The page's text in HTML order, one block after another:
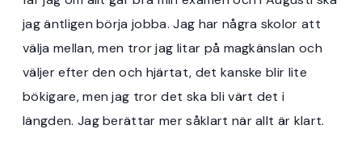
jag äntligen börja jobba. Jag har några skolor att
välja mellan, men tror jag litar på magkänslan och
väljer efter den och hjärtat, det kanske blir lite
bökigare, men jag tror det ska bli värt det i
längden. Jag berättar mer såklart när allt är klart.